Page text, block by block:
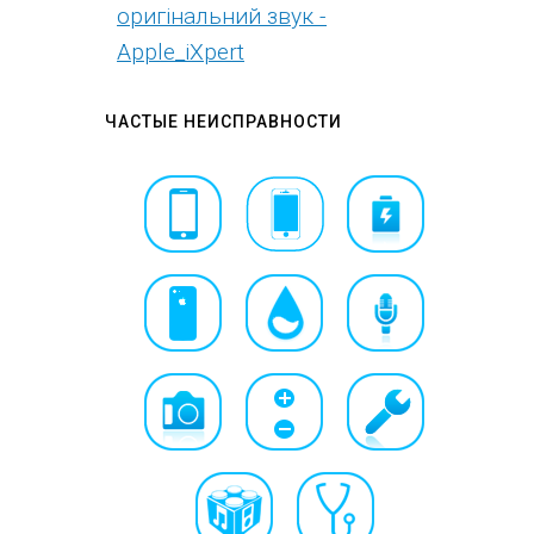
оригінальний звук -
Apple_iXpert
ЧАСТЫЕ НЕИСПРАВНОСТИ